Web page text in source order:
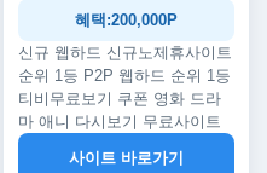
혜택:200,000P
신규 웹하드 신규노제휴사이트
순위 1등 P2P 웹하드 순위 1등
티비무료보기 쿠폰 영화 드라
마 애니 다시보기 무료사이트
사이트 바로가기